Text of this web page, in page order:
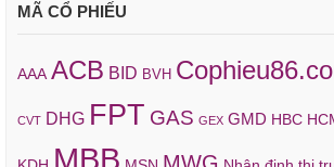
MÃ CỔ PHIẾU
AAA ACB BID BVH
CVT DHG FPT GAS GEX GMD HBC
MBB